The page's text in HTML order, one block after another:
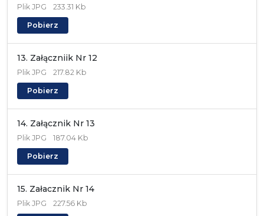
Plik JPG 233.31 Kb
Pobierz
13. Załączniik Nr 12
Plik JPG 217.82 Kb
Pobierz
14. Załącznik Nr 13
Plik JPG 187.04 Kb
Pobierz
15. Załacznik Nr 14
Plik JPG 227.56 Kb